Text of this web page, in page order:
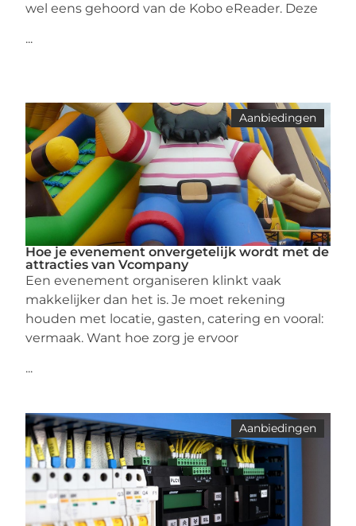
wel eens gehoord van de Kobo eReader. Deze
...
Aanbiedingen
Hoe je evenement onvergetelijk wordt met de
attracties van Vcompany
Een evenement organiseren klinkt vaak
makkelijker dan het is. Je moet rekening
houden met locatie, gasten, catering en vooral:
vermaak. Want hoe zorg je ervoor
...
Aanbiedingen